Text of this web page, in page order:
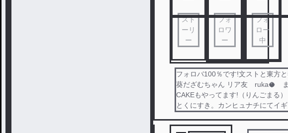
スト
ーリ
ー
フォ
ロワ
ー
フォ
ロー
中
フォロバ100％です!文ストと東
葵だざむちゃん リア友 ruka🥥 ま
CAKEもやってます!（りんごまる
とくにすき。カンヒュナチにてイ